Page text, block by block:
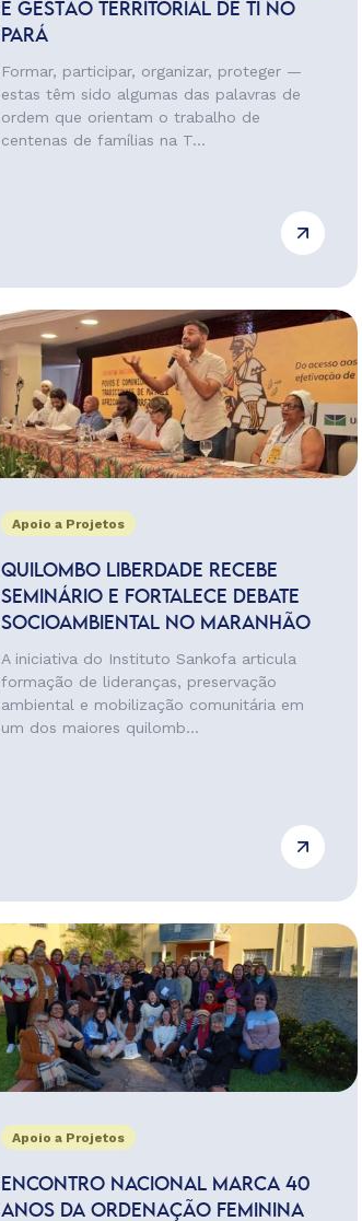
E GESTÃO TERRITORIAL DE TI NO
PARÁ
Formar, participar, organizar, proteger —
estas têm sido algumas das palavras de
ordem que orientam o trabalho de
centenas de famílias na T...
Apoio a Projetos
QUILOMBO LIBERDADE RECEBE
SEMINÁRIO E FORTALECE DEBATE
SOCIOAMBIENTAL NO MARANHÃO
A iniciativa do Instituto Sankofa articula
formação de lideranças, preservação
ambiental e mobilização comunitária em
um dos maiores quilomb...
Apoio a Projetos
ENCONTRO NACIONAL MARCA 40
ANOS DA ORDENAÇÃO FEMININA